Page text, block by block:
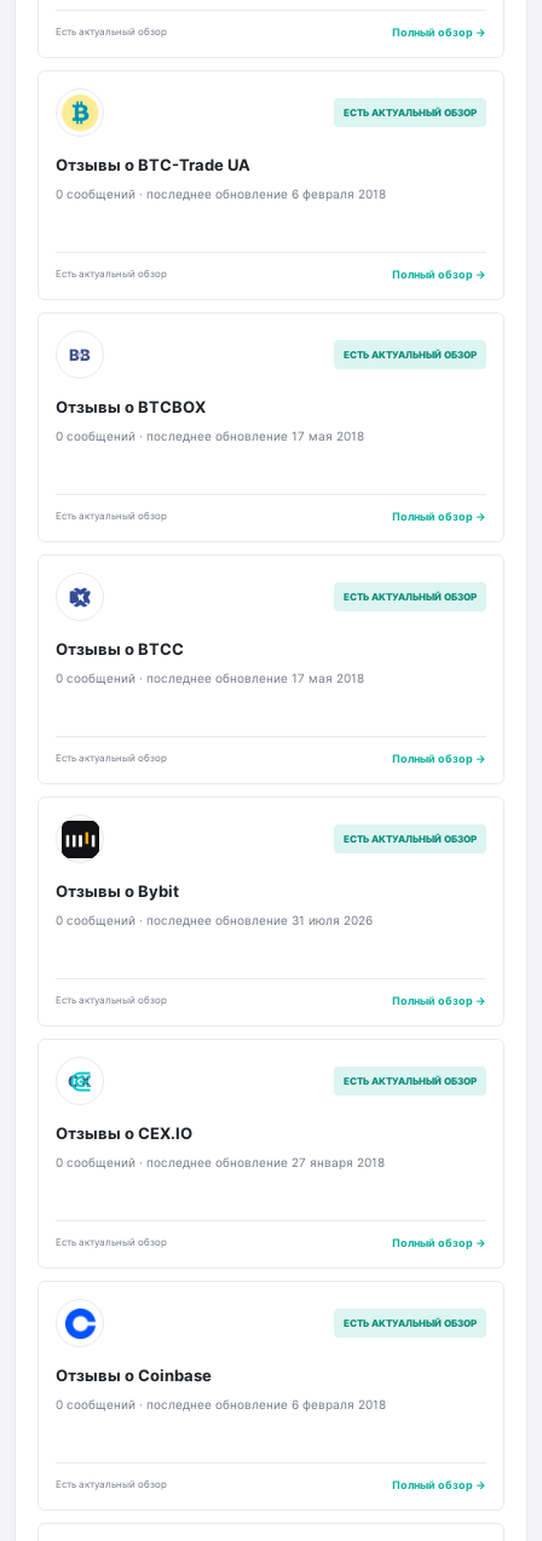
Есть актуальный обзор Полный обзор →
BTU ЕСТЬ АКТУАЛЬНЫЙ ОБЗОР
Отзывы о BTC-Trade UA
0 сообщений · последнее обновление 6 февраля 2018
Есть актуальный обзор Полный обзор →
BB ЕСТЬ АКТУАЛЬНЫЙ ОБЗОР
Отзывы о BTCBOX
0 сообщений · последнее обновление 17 мая 2018
Есть актуальный обзор Полный обзор →
BT ЕСТЬ АКТУАЛЬНЫЙ ОБЗОР
Отзывы о BTCC
0 сообщений · последнее обновление 17 мая 2018
Есть актуальный обзор Полный обзор →
B ЕСТЬ АКТУАЛЬНЫЙ ОБЗОР
Отзывы о Bybit
0 сообщений · последнее обновление 31 июля 2026
Есть актуальный обзор Полный обзор →
CX ЕСТЬ АКТУАЛЬНЫЙ ОБЗОР
Отзывы о CEX.IO
0 сообщений · последнее обновление 27 января 2018
Есть актуальный обзор Полный обзор →
C ЕСТЬ АКТУАЛЬНЫЙ ОБЗОР
Отзывы о Coinbase
0 сообщений · последнее обновление 6 февраля 2018
Есть актуальный обзор Полный обзор →